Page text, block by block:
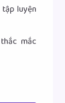
luyện
mắc